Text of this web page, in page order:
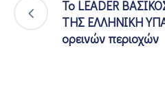
Το LEADER
ΤΗΣ ΕΛΛΗΝΙΚΗ
ορεινών περιοχών